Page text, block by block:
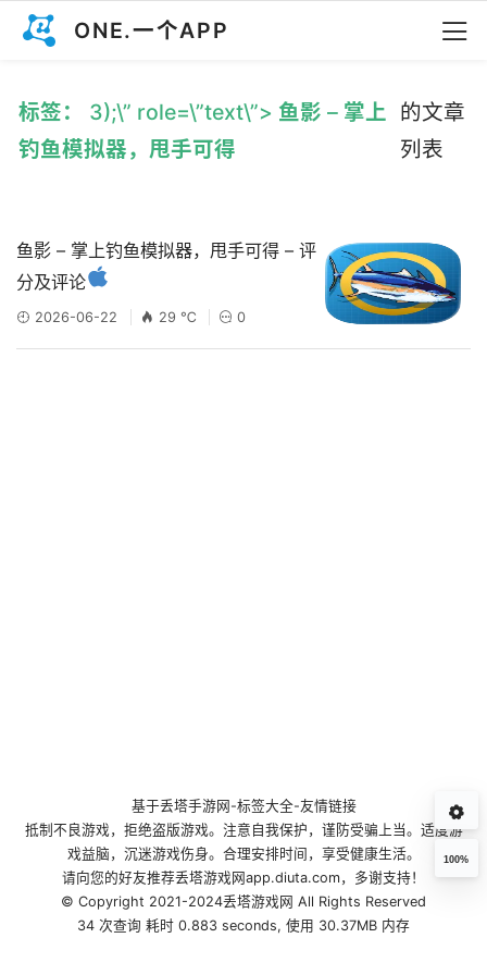
ONE.一个APP
标签： 3);\” role=\”text\”> 鱼影 – 掌上
钓鱼模拟器，甩手可得
的文章
列表
鱼影 – 掌上钓鱼模拟器，甩手可得 – 评
分及评论
2026-06-22 29 ℃ 0
100%
基于丢塔手游网 -标签大全-友情链接
抵制不良游戏，拒绝盗版游戏。注意自我保护，谨防受骗上当。适度游
戏益脑，沉迷游戏伤身。合理安排时间，享受健康生活。
请向您的好友推荐丢塔游戏网app.diuta.com，多谢支持！
© Copyright 2021-2024丢塔游戏网 All Rights Reserved
34 次查询 耗时 0.883 seconds, 使用 30.37MB 内存